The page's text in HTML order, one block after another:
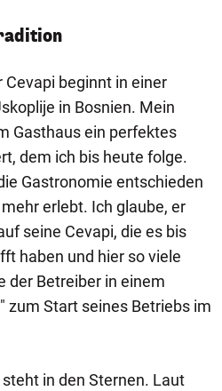
Cevapi beginnt in einer
in Bosnien. Mein
Gasthaus ein perfektes
dem ich bis heute folge.
Gastronomie entschieden
erlebt. Ich glaube, er
seine Cevapi, die es bis
haben und hier so viele
der Betreiber in einem
zum Start seines Betriebs im
in den Sternen. Laut